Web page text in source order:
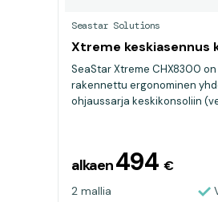
Seastar Solutions
Xtreme keskiasennus
SeaStar Xtreme CHX8300
rakennettu ergonominen
ohjaussarja keskikonsoliin
alkaen494 €
2 mallia